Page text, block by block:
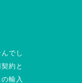
でし
約と
輸入